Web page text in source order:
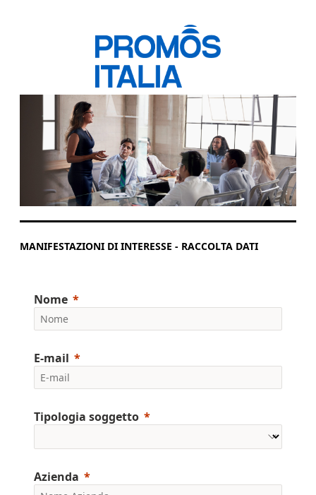
MANIFESTAZIONI DI INTERESSE - RACCOLTA DATI
Nome
E-mail
Tipologia soggetto
Azienda